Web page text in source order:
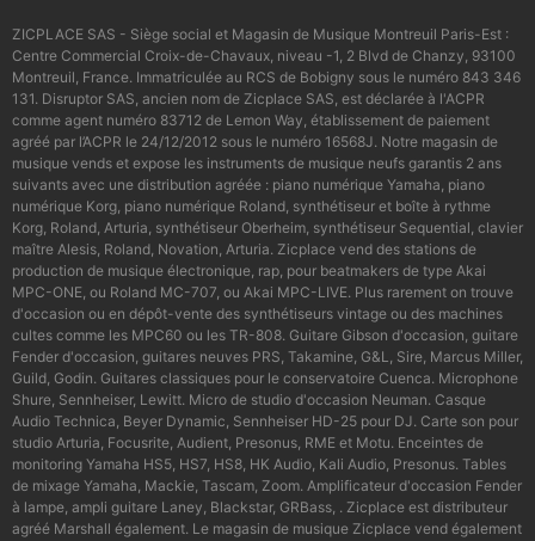
ZICPLACE SAS - Siège social et Magasin de Musique Montreuil Paris-Est :
Centre Commercial Croix-de-Chavaux, niveau -1, 2 Blvd de Chanzy, 93100
Montreuil, France. Immatriculée au RCS de Bobigny sous le numéro 843 346
131. Disruptor SAS, ancien nom de Zicplace SAS, est déclarée à l'ACPR
comme agent numéro 83712 de Lemon Way, établissement de paiement
agréé par l’ACPR le 24/12/2012 sous le numéro 16568J. Notre magasin de
musique vends et expose les instruments de musique neufs garantis 2 ans
suivants avec une distribution agréée : piano numérique Yamaha, piano
numérique Korg, piano numérique Roland, synthétiseur et boîte à rythme
Korg, Roland, Arturia, synthétiseur Oberheim, synthétiseur Sequential, clavier
maître Alesis, Roland, Novation, Arturia. Zicplace vend des stations de
production de musique électronique, rap, pour beatmakers de type Akai
MPC-ONE, ou Roland MC-707, ou Akai MPC-LIVE. Plus rarement on trouve
d'occasion ou en dépôt-vente des synthétiseurs vintage ou des machines
cultes comme les MPC60 ou les TR-808. Guitare Gibson d'occasion, guitare
Fender d'occasion, guitares neuves PRS, Takamine, G&L, Sire, Marcus Miller,
Guild, Godin. Guitares classiques pour le conservatoire Cuenca. Microphone
Shure, Sennheiser, Lewitt. Micro de studio d'occasion Neuman. Casque
Audio Technica, Beyer Dynamic, Sennheiser HD-25 pour DJ. Carte son pour
studio Arturia, Focusrite, Audient, Presonus, RME et Motu. Enceintes de
monitoring Yamaha HS5, HS7, HS8, HK Audio, Kali Audio, Presonus. Tables
de mixage Yamaha, Mackie, Tascam, Zoom. Amplificateur d'occasion Fender
à lampe, ampli guitare Laney, Blackstar, GRBass, . Zicplace est distributeur
agréé Marshall également. Le magasin de musique Zicplace vend également